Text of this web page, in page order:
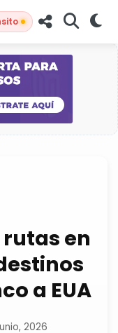
rutas en
a EUA
2026